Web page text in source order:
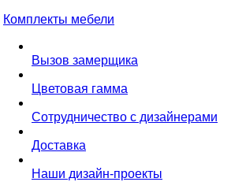
Комплекты мебели
Вызов замерщика
Цветовая гамма
Сотрудничество с дизайнерами
Доставка
Наши дизайн-проекты